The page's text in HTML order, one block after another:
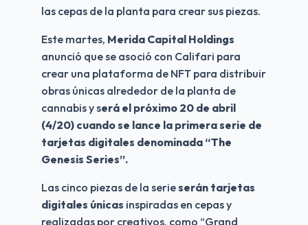
las cepas de la planta para crear sus piezas.
Este martes, Merida Capital Holdings
anunció que se asoció con Califari para
crear una plataforma de NFT para distribuir
obras únicas alrededor de la planta de
cannabis y será el próximo 20 de abril
(4/20) cuando se lance la primera serie de
tarjetas digitales denominada “The
Genesis Series”.
Las cinco piezas de la serie serán tarjetas
digitales únicas inspiradas en cepas y
realizadas por creativos, como “Grand